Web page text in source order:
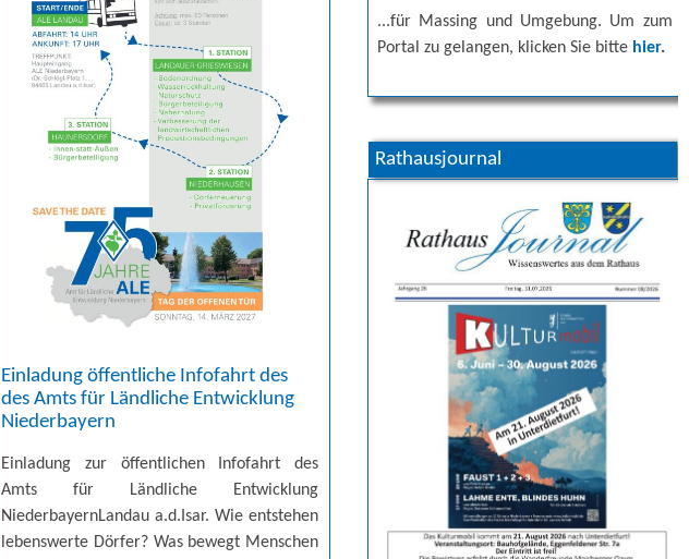
Einladung öffentliche Infofahrt des
des Amts für Ländliche Entwicklung
Niederbayern
Einladung zur öffentlichen Infofahrt des
Amts für Ländliche Entwicklung
NiederbayernLandau a.d.Isar. Wie entstehen
lebenswerte Dörfer? Was bewegt Menschen
...für Massing und Umgebung. Um zum
Portal zu gelangen, klicken Sie bitte hier.
Rathausjournal